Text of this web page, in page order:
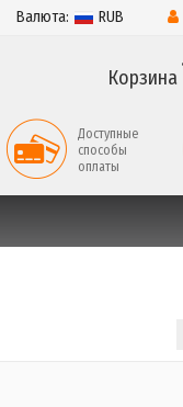
Валюта: RUB
Корзина
Доступные
способы
оплаты